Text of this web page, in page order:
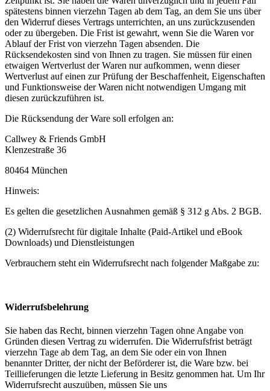
spätestens binnen vierzehn Tagen ab dem Tag, an dem Sie uns über
den Widerruf dieses Vertrags unterrichten, an uns zurückzusenden
oder zu übergeben. Die Frist ist gewahrt, wenn Sie die Waren vor
Ablauf der Frist von vierzehn Tagen absenden. Die
Rücksendekosten sind von Ihnen zu tragen. Sie müssen für einen
etwaigen Wertverlust der Waren nur aufkommen, wenn dieser
Wertverlust auf einen zur Prüfung der Beschaffenheit, Eigenschaften
und Funktionsweise der Waren nicht notwendigen Umgang mit
diesen zurückzuführen ist.
Die Rücksendung der Ware soll erfolgen an:
Callwey & Friends GmbH
Klenzestraße 36
80464 München
Hinweis:
Es gelten die gesetzlichen Ausnahmen gemäß § 312 g Abs. 2 BGB.
(2) Widerrufsrecht für digitale Inhalte (Paid-Artikel und eBook
Downloads) und Dienstleistungen
Verbrauchern steht ein Widerrufsrecht nach folgender Maßgabe zu:
Widerrufsbelehrung
Sie haben das Recht, binnen vierzehn Tagen ohne Angabe von
Gründen diesen Vertrag zu widerrufen. Die Widerrufsfrist beträgt
vierzehn Tage ab dem Tag, an dem Sie oder ein von Ihnen
benannter Dritter, der nicht der Beförderer ist, die Ware bzw. bei
Teillieferungen die letzte Lieferung in Besitz genommen hat. Um Ihr
Widerrufsrecht auszuüben, müssen Sie uns